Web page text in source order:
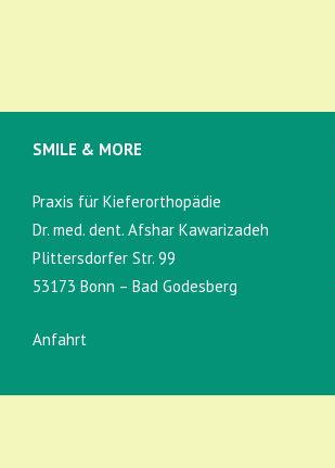
SMILE & MORE
Praxis für Kieferorthopädie
Dr. med. dent. Afshar Kawarizadeh
Plittersdorfer Str. 99
53173 Bonn – Bad Godesberg
Anfahrt